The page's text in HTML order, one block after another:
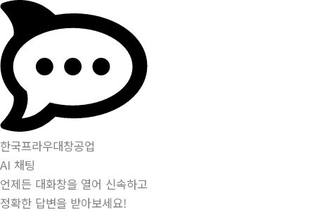
한국프라우대창공업
AI 채팅
언제든 대화창을 열어 신속하고
정확한 답변을 받아보세요!